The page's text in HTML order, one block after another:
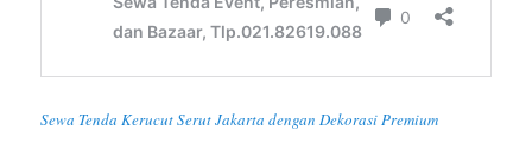
Sewa Tenda Kerucut Serut Jakarta dengan Dekorasi Premium